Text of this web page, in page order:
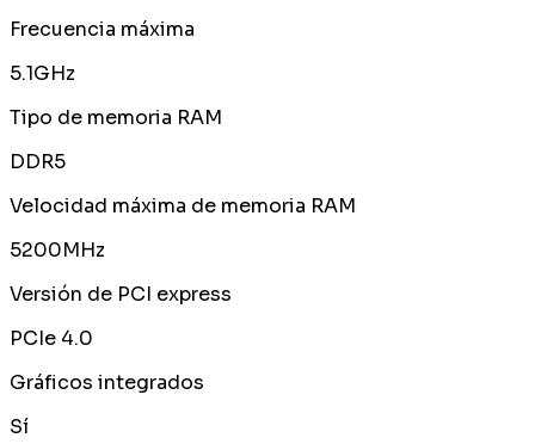
Frecuencia máxima
5.1GHz
Tipo de memoria RAM
DDR5
Velocidad máxima de memoria RAM
5200MHz
Versión de PCI express
PCIe 4.0
Gráficos integrados
Sí